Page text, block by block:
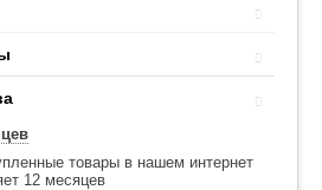
товары в нашем интернет
12 месяцев